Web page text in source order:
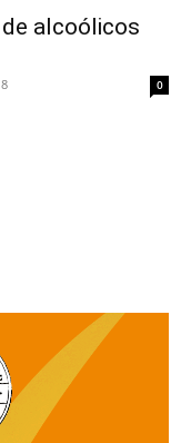
alcoólicos
0